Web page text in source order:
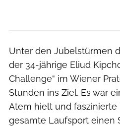
Unter den Jubelstürmen
der 34-jährige Eliud
Challenge“ im Wiener
Stunden ins Ziel. Es war
Atem hielt und
gesamte Laufsport einen